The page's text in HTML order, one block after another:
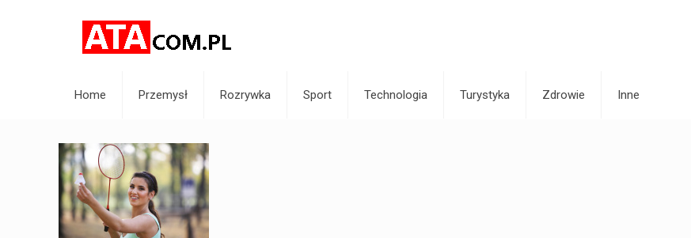
Home Przemysł Rozrywka Sport Technologia Turystyka Zdrowie Inne